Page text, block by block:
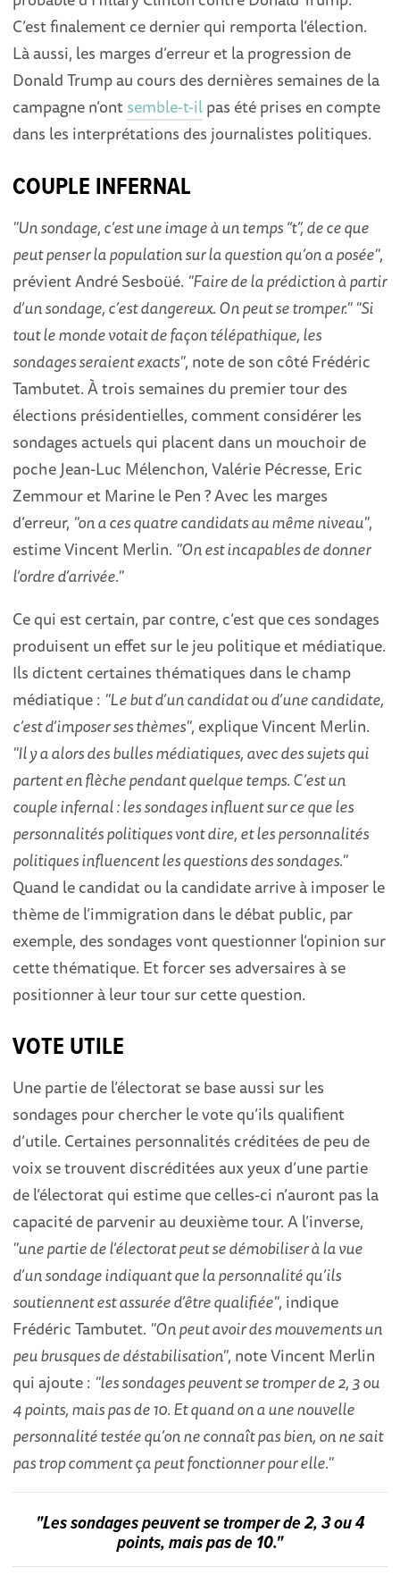
C’est finalement ce dernier qui remporta l’élection.
Là aussi, les marges d’erreur et la progression de
Donald Trump au cours des dernières semaines de la
campagne n’ontsemble-t-ilpas été prises en compte
dans les interprétations des journalistes politiques.
COUPLE INFERNAL
"Un sondage, c’est une image à un temps “t”, de ce que
peut penser la population sur la question qu’on a posée",
prévient André Sesboüé. "Faire de la prédiction à partir
d’un sondage, c’est dangereux. On peut se tromper." "Si
tout le monde votait de façon télépathique, les
sondages seraient exacts", note de son côté Frédéric
Tambutet. À trois semaines du premier tour des
élections présidentielles, comment considérer les
sondages actuels qui placent dans un mouchoir de
poche Jean-Luc Mélenchon, Valérie Pécresse, Eric
Zemmour et Marine le Pen ? Avec les marges
d’erreur, "on a ces quatre candidats au même niveau",
estime Vincent Merlin. "On est incapables de donner
l’ordre d’arrivée."
Ce qui est certain, par contre, c’est que ces sondages
produisent un effet sur le jeu politique et médiatique.
Ils dictent certaines thématiques dans le champ
médiatique : "Le but d’un candidat ou d’une candidate,
c’est d’imposer ses thèmes", explique Vincent Merlin.
"Il y a alors des bulles médiatiques, avec des sujets qui
partent en flèche pendant quelque temps. C’est un
couple infernal : les sondages influent sur ce que les
personnalités politiques vont dire, et les personnalités
politiques influencent les questions des sondages."
Quand le candidat ou la candidate arrive à imposer le
thème de l’immigration dans le débat public, par
exemple, des sondages vont questionner l’opinion sur
cette thématique. Et forcer ses adversaires à se
positionner à leur tour sur cette question.
VOTE UTILE
Une partie de l’électorat se base aussi sur les
sondages pour chercher le vote qu’ils qualifient
d’utile. Certaines personnalités créditées de peu de
voix se trouvent discréditées aux yeux d’une partie
de l’électorat qui estime que celles-ci n’auront pas la
capacité de parvenir au deuxième tour. A l’inverse,
"une partie de l’électorat peut se démobiliser à la vue
d’un sondage indiquant que la personnalité qu’ils
soutiennent est assurée d’être qualifiée", indique
Frédéric Tambutet. "On peut avoir des mouvements un
peu brusques de déstabilisation", note Vincent Merlin
qui ajoute : "les sondages peuvent se tromper de 2, 3 ou
4 points, mais pas de 10. Et quand on a une nouvelle
personnalité testée qu’on ne connaît pas bien, on ne sait
pas trop comment ça peut fonctionner pour elle."
"Les sondages peuvent se tromper de 2, 3 ou 4
points, mais pas de 10."